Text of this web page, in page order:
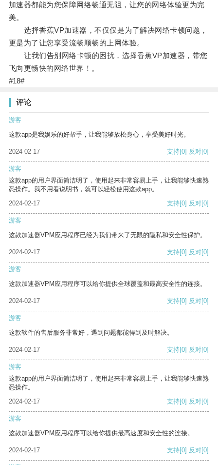
加速器都能为您保障网络畅通无阻，让您的网络体验更为完
美。
选择香蕉VP加速器，不仅仅是为了解决网络卡顿问题，
更是为了让您享受流畅顺畅的上网体验。
让我们告别网络卡顿的困扰，选择香蕉VP加速器，带您
飞向更畅快的网络世界！。
#18#
评论
游客
这款app是我娱乐的好帮手，让我能够放松身心，享受美好时光。
2024-02-17 支持[0] 反对[0]
游客
这款app的用户界面简洁明了，使用起来非常容易上手，让我能够快速熟
悉操作。我不用看说明书，就可以轻松使用这款app。
2024-02-17
支持[0] 反对[0]
游客
这款加速器VPM应用程序已经为我们带来了无限的隐私和安全性保护。
2024-02-17 支持[0] 反对[0]
游客
这款加速器VPM应用程序可以给你提供全球覆盖和最高安全性的连接。
2024-02-17 支持[0] 反对[0]
游客
这款软件的售后服务非常好，遇到问题都能得到及时解决。
2024-02-17 支持[0] 反对[0]
游客
这款app的用户界面简洁明了，使用起来非常容易上手，让我能够快速熟
悉操作。
2024-02-17
支持[0] 反对[0]
游客
这款加速器VPM应用程序可以给你提供最高速度和安全性的连接。
2024-02-17 支持[0] 反对[0]